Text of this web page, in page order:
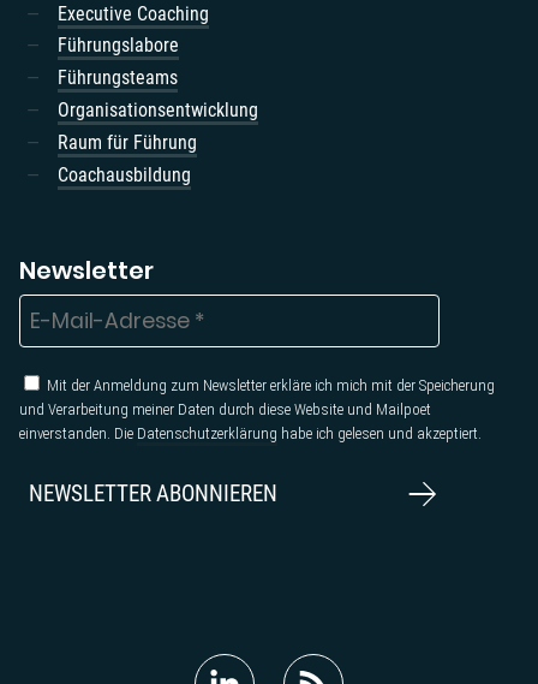
Executive Coaching
Führungslabore
Führungsteams
Organisationsentwicklung
Raum für Führung
Coachausbildung
Newsletter
Mit der Anmeldung zum Newsletter erkläre ich mich mit der Speicherung
und Verarbeitung meiner Daten durch diese Website und Mailpoet
einverstanden. Die Datenschutzerklärung habe ich gelesen und akzeptiert.